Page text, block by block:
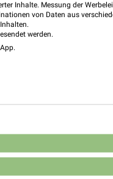
Inhalte. Messung der
von Daten aus
werden.